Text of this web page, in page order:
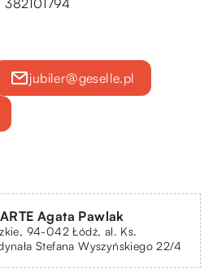
jubiler@geselle.pl
Agata Pawlak
94-042 Łódź, al. Ks.
Stefana Wyszyńskiego 22/4